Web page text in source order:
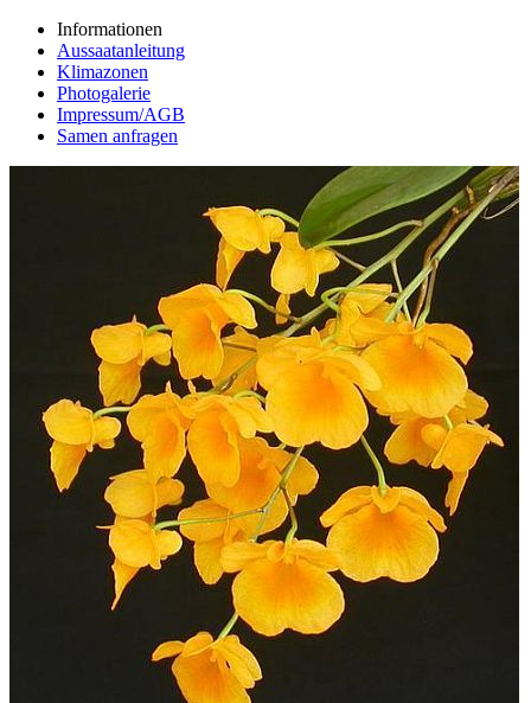
Informationen
Aussaatanleitung
Klimazonen
Photogalerie
Impressum/AGB
Samen anfragen